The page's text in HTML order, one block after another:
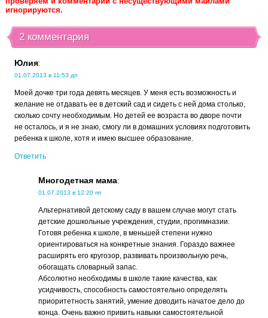
игнорируются.
2 комментария
Юлия:
01.07.2013 в 11:53 дп
Моей дочке три года девять месяцев. У меня есть возможность и
желание не отдавать ее в детский сад и сидеть с ней дома столько,
сколько сочту необходимым. Но детей ее возраста во дворе почти
не осталось, и я не знаю, смогу ли в домашних условиях подготовить
ребенка к школе, хотя и имею высшее образование.
Ответить
Многодетная мама:
01.07.2013 в 12:20 пп
Альтернативой детскому саду в вашем случае могут стать
детские дошкольные учреждения, студии, прогимназии.
Готовя ребенка к школе, в меньшей степени нужно
ориентироваться на конкретные знания. Гораздо важнее
расширять его кругозор, развивать произвольную речь,
обогащать словарный запас.
Абсолютно необходимы в школе такие качества, как
усидчивость, способность самостоятельно определять
приоритетность занятий, умение доводить начатое дело до
конца. Очень важно привить навыки самостоятельной